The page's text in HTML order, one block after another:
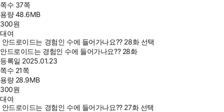
쪽수 37쪽
용량48.6MB
300원
대여
안드로이드는 경험인 수에 들어가나요?? 28화 선택
안드로이드는 경험인 수에 들어가나요?? 28화
등록일 2025.01.23
쪽수 21쪽
용량 28.9MB
300원
대여
안드로이드는 경험인 수에 들어가나요?? 27화 선택